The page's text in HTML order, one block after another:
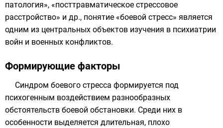
патология», «посттравматическое стрессовое
расстройство» и др., понятие «боевой стресс» является
одним из центральных объектов изучения в психиатрии
войн и военных конфликтов.
Формирующие факторы
Синдром боевого стресса формируется под
психогенным воздействием разнообразных
обстоятельств боевой обстановки. Среди них в
особенности выделяется длительная, плохо